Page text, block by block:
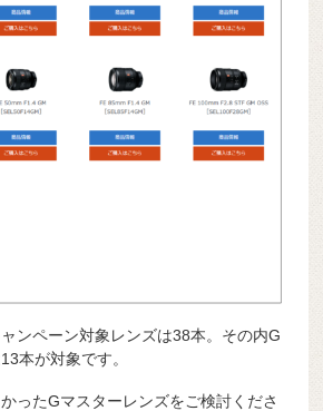
ンペーン対象レンズは38本。その内G
本が対象です。
ったGマスターレンズをご検討くださ